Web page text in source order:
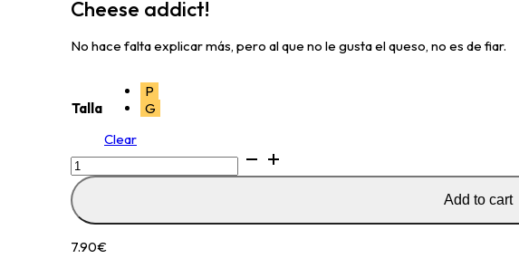
Cheese addict!
No hace falta explicar más, pero al que no le gusta el queso, no es de fiar.
Talla
P
G
Clear
Cheese
addict!
quantity
Add to cart
7.90€